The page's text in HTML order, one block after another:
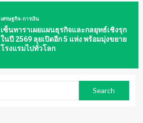
เศรษฐกิจ-การเงิน
เซ็นทาราเผยแผนธุรกิจและกลยุทธ์เชิงรุก
ในปี 2569 ลุยเปิดอีก 5 แห่ง พร้อมมุ่งขยาย
โรงแรมไปทั่วโลก